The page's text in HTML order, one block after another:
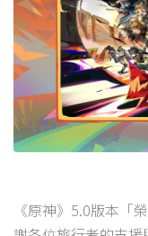
《原神》5.0版本「